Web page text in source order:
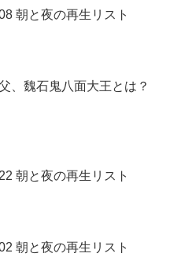
朝と夜の再生リスト
、魏石鬼八面大王とは？
朝と夜の再生リスト
朝と夜の再生リスト